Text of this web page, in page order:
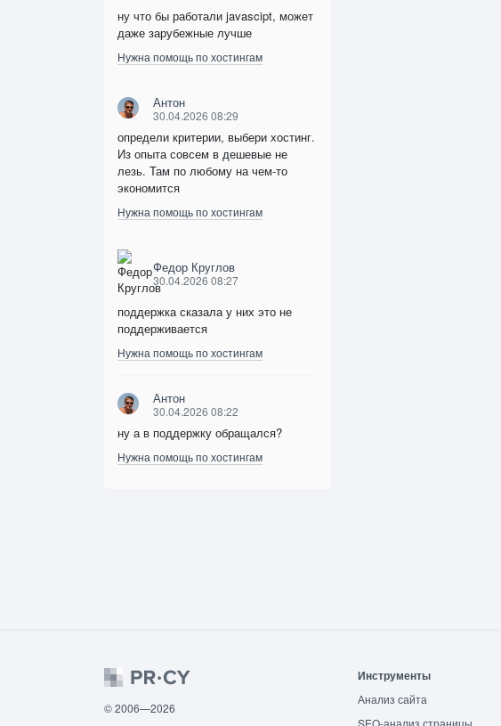
ну что бы работали javascipt, может
даже зарубежные лучше
Нужна помощь по хостингам
Антон
30.04.2026 08:29
определи критерии, выбери хостинг.
Из опыта совсем в дешевые не
лезь. Там по любому на чем-то
экономится
Нужна помощь по хостингам
Федор Круглов
30.04.2026 08:27
поддержка сказала у них это не
поддерживается
Нужна помощь по хостингам
Антон
30.04.2026 08:22
ну а в поддержку обращался?
Нужна помощь по хостингам
© 2006—2026
Инструменты
Анализ сайта